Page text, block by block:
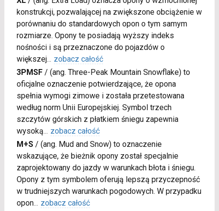
konstrukcji, pozwalającej na zwiększone obciążenie w
porównaniu do standardowych opon o tym samym
rozmiarze. Opony te posiadają wyższy indeks
nośności i są przeznaczone do pojazdów o
większej... zobacz całość
3PMSF/ (ang. Three-Peak Mountain Snowflake) to
oficjalne oznaczenie potwierdzające, że opona
spełnia wymogi zimowe i została przetestowana
według norm Unii Europejskiej. Symbol trzech
szczytów górskich z płatkiem śniegu zapewnia
wysoką... zobacz całość
M+S/ (ang. Mud and Snow) to oznaczenie
wskazujące, że bieżnik opony został specjalnie
zaprojektowany do jazdy w warunkach błota i śniegu.
Opony z tym symbolem oferują lepszą przyczepność
w trudniejszych warunkach pogodowych. W przypadku
opon... zobacz całość